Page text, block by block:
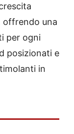
offrendo una
per ogni
posizionati e
in